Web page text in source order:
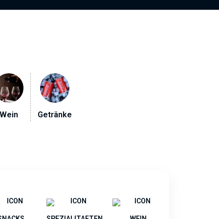
Wein Getränke